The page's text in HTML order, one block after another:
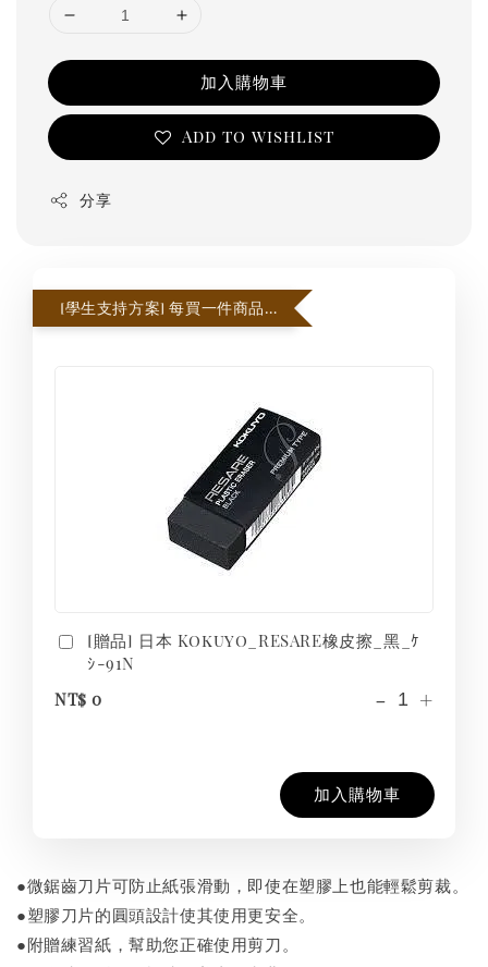
加入購物車
Add to wishlist
分享
[學生支持方案] 每買一件商品即贈一個橡皮擦，每張訂單贈3個為限
[贈品] 日本 Kokuyo_RESARE橡皮擦_黑_ｹ
ｼ-91N
NT$ 0
- +
加入購物車
●微鋸齒刀片可防止紙張滑動，即使在塑膠上也能輕鬆剪裁。
●塑膠刀片的圓頭設計使其使用更安全。
●附贈練習紙，幫助您正確使用剪刀。